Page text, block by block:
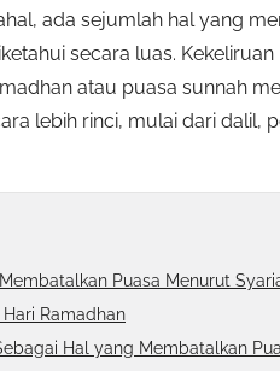
ada sejumlah hal yang
secara luas.
atau puasa sunnah
lebih rinci, mulai dari dalil,
Puasa Menurut
Ramadhan
Hal yang Membatalkan